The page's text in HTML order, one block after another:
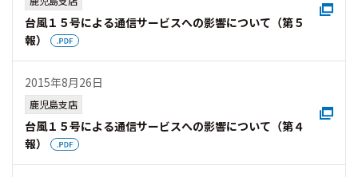
台風１５号による通信サービスへの影響について（第５
報）
2015年8月26日
鹿児島支店
台風１５号による通信サービスへの影響について（第４
報）